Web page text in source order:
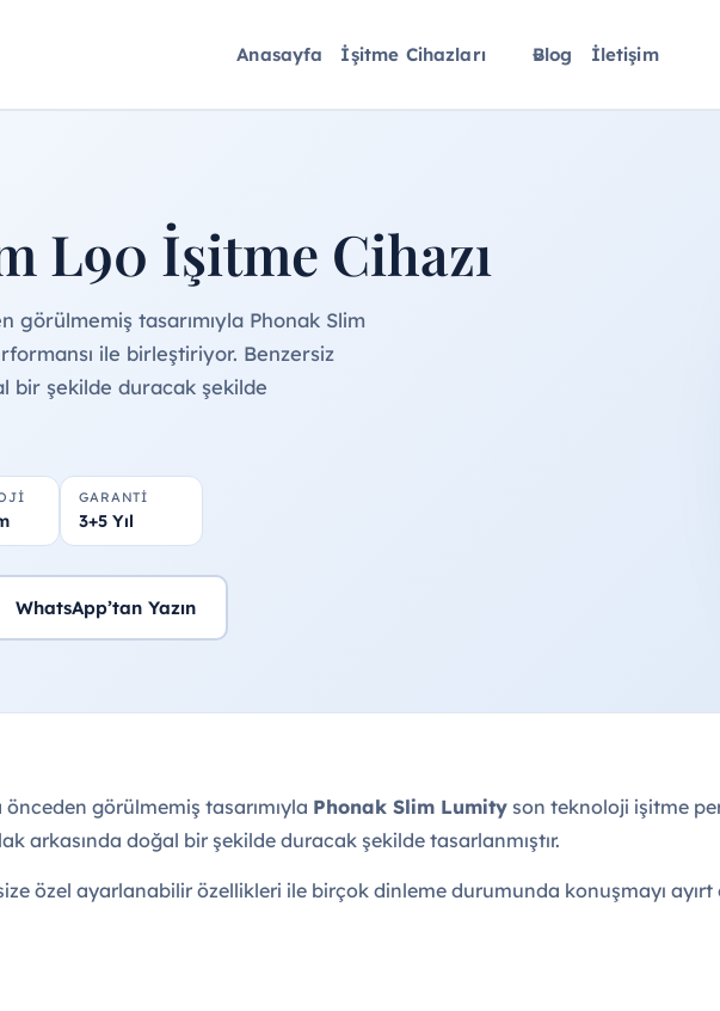
Anasayfa İşitme Cihazları Blog İletişim
L90 İşitme Cihazı
görülmemiş tasarımıyla Phonak Slim
ile birleştiriyor. Benzersiz
bir şekilde duracak şekilde
GARANTI
3+5 Yıl
WhatsApp’tan Yazın
görülmemiş tasarımıyla Phonak Slim Lumity son teknoloji işitme
arkasında doğal bir şekilde duracak şekilde tasarlanmıştır.
özel ayarlanabilir özellikleri ile birçok dinleme durumunda konuşmayı ayırt